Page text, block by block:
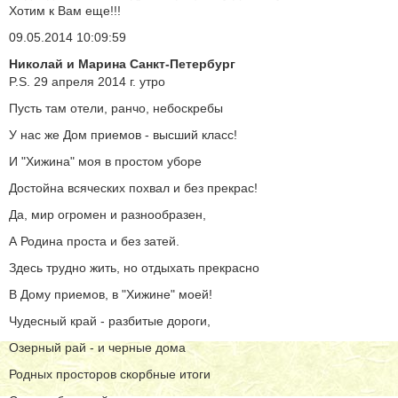
Хотим к Вам еще!!!
09.05.2014 10:09:59
Николай и Марина Санкт-Петербург
P.S. 29 апреля 2014 г. утро
Пусть там отели, ранчо, небоскребы
У нас же Дом приемов - высший класс!
И "Хижина" моя в простом уборе
Достойна всяческих похвал и без прекрас!
Да, мир огромен и разнообразен,
А Родина проста и без затей.
Здесь трудно жить, но отдыхать прекрасно
В Дому приемов, в "Хижине" моей!
Чудесный край - разбитые дороги,
Озерный рай - и черные дома
Родных просторов скорбные итоги